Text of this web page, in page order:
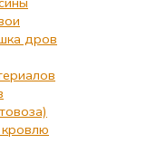
дров